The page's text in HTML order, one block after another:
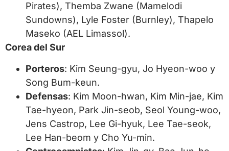
Pirates), Themba Zwane (Mamelodi
Sundowns), Lyle Foster (Burnley), Thapelo
Maseko (AEL Limassol).
Corea del Sur
Porteros: Kim Seung-gyu, Jo Hyeon-woo y
Song Bum-keun.
Defensas: Kim Moon-hwan, Kim Min-jae, Kim
Tae-hyeon, Park Jin-seob, Seol Young-woo,
Jens Castrop, Lee Gi-hyuk, Lee Tae-seok,
Lee Han-beom y Cho Yu-min.